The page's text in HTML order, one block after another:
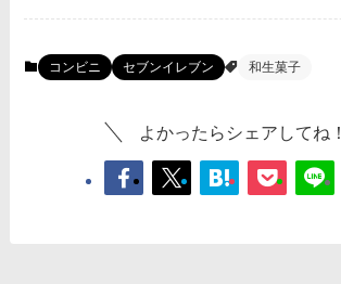
コンビニ セブンイレブン 和生菓子
よかったらシェアしてね！